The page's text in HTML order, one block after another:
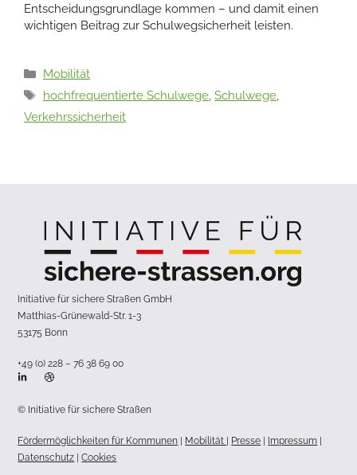
Entscheidungsgrundlage kommen – und damit einen
wichtigen Beitrag zur Schulwegsicherheit leisten.
Kategorien
Mobilität
Schlagwörter
hochfrequentierte Schulwege, Schulwege,
Verkehrssicherheit
Initiative für sichere Straßen GmbH
Matthias-Grünewald-Str. 1-3
53175 Bonn
+49 (0) 228 – 76 38 69 00
© Initiative für sichere Straßen
Fördermöglichkeiten für Kommunen Mobilität Presse Impressum
Datenschutz |Cookies